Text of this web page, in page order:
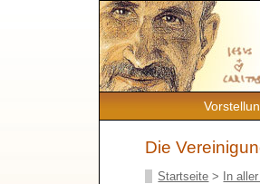
Die
Startseite > In